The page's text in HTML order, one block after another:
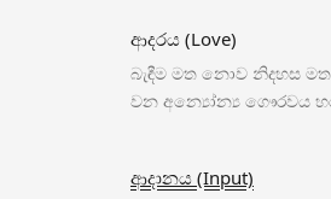
ආදරය (Love)
බැඳීම මත නොව නිදහස
වන අන්‍යෝන්‍ය ගෞරවය
ආදානය (Input)